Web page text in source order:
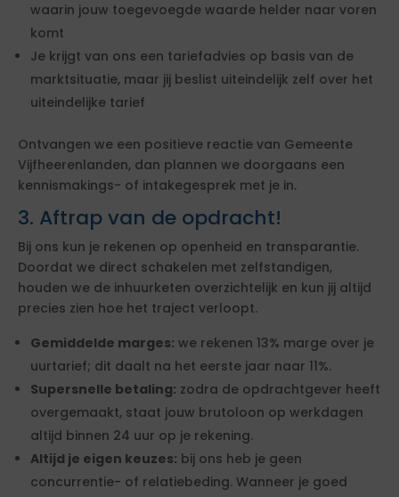
waarin jouw toegevoegde waarde helder naar voren
komt
Je krijgt van ons een tariefadvies op basis van de
marktsituatie, maar jij beslist uiteindelijk zelf over het
uiteindelijke tarief
Ontvangen we een positieve reactie van Gemeente
Vijfheerenlanden, dan plannen we doorgaans een
kennismakings- of intakegesprek met je in.
3. Aftrap van de opdracht!
Bij ons kun je rekenen op openheid en transparantie.
Doordat we direct schakelen met zelfstandigen,
houden we de inhuurketen overzichtelijk en kun jij altijd
precies zien hoe het traject verloopt.
Gemiddelde marges: we rekenen 13% marge over je
uurtarief; dit daalt na het eerste jaar naar 11%.
Supersnelle betaling: zodra de opdrachtgever heeft
overgemaakt, staat jouw brutoloon op werkdagen
altijd binnen 24 uur op je rekening.
Altijd je eigen keuzes: bij ons heb je geen
concurrentie- of relatiebeding. Wanneer je goed